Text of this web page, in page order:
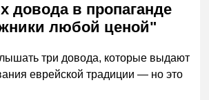
довода в пропаганде
любой ценой"
три довода, которые выдают
еврейской традиции — но это